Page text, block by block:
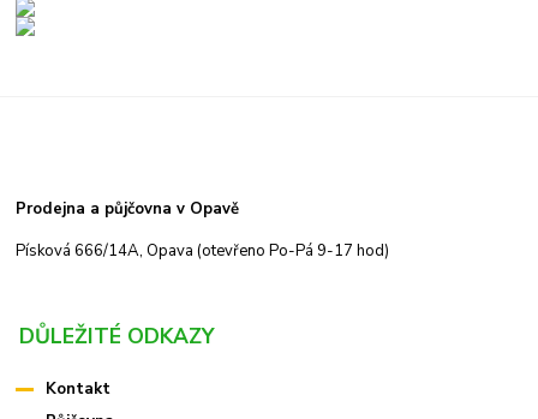
Prodejna a půjčovna v Opavě
Písková 666/14A, Opava (otevřeno Po-Pá 9-17 hod)
DŮLEŽITÉ ODKAZY
Kontakt